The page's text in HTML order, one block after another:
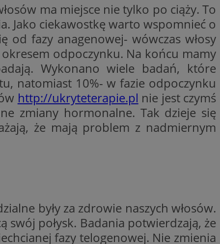
ma miejsce nie tylko po ciąży. To
Jako ciekawostkę warto wspomnieć o
od fazy anagenowej- wówczas włosy
odpoczynku. Na końcu mamy
Wykonano wiele badań, które
natomiast 10%- w fazie odpoczynku
http://ukryteterapie.pl nie jest czymś
zmiany hormonalne. Tak dzieje się
że mają problem z nadmiernym
były za zdrowie naszych włosów.
swój połysk. Badania potwierdzają, że
fazy telogenowej. Nie zmienia
prywatności
przestrzeganie
użytkownik nie
preferencji,
z regulacjami
gościa na
celów
usługę Cookie-
na pliki cookie.
Cookie-
do
usługi
Jest on
i służy do
sesji i kampanii
aby pomóc
w naszych
/
identyfikuje
użytkowników i
w
użytkowników i
korzystania z